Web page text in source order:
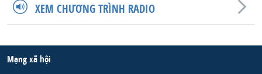
XEM CHƯƠNG TRÌNH RADIO
Mạng xã hội